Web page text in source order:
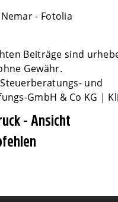
- Fotolia
Beiträge sind
Gewähr.
und
GmbH & Co KG |
- Ansicht